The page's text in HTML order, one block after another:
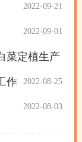
2022-09-21
2022-09-01
菜定植生产
2022-08-25
作
2022-08-03